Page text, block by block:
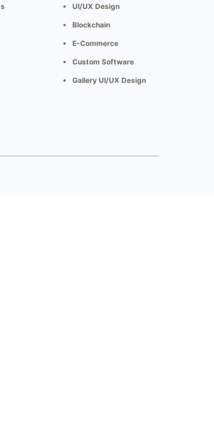
UI/UX Design
Blockchain
E-Commerce
Custom Software
Gallery UI/UX Design